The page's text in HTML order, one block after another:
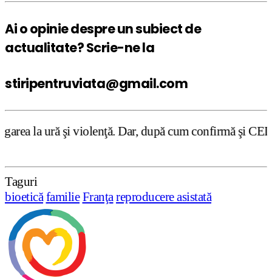
Ai o opinie despre un subiect de
actualitate? Scrie-ne la
stiripentruviata@gmail.com
violenţă. Dar, după cum confirmă şi CEDO în
Taguri
bioetică familie Franţa reproducere asistată